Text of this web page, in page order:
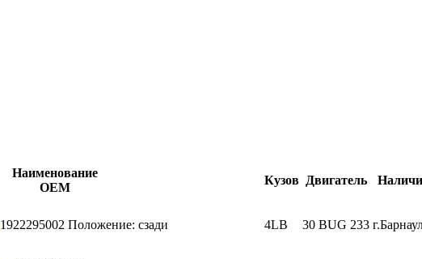
Наименование
ОЕМ
Кузов Двигатель
1922295002 Положение: сзади 4LB 30 BUG 233